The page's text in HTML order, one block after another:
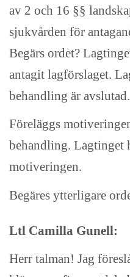
av 2 och 16 §§
sjukvården för
Begärs ordet?
antagit lagförslaget.
behandling är avslutad.
Föreläggs
behandling. Lagtinget
motiveringen.
Begäres ytterligare
Ltl Camilla Gunell:
Herr talman! Jag